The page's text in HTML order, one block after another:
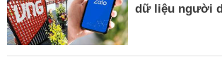
dữ liệu người